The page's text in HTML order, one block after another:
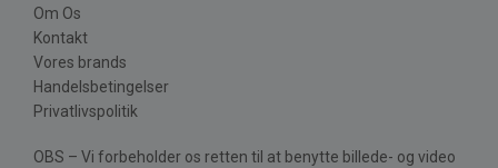
Om Os
Kontakt
Vores brands
Handelsbetingelser
Privatlivspolitik
OBS – Vi forbeholder os retten til at benytte billede- og video